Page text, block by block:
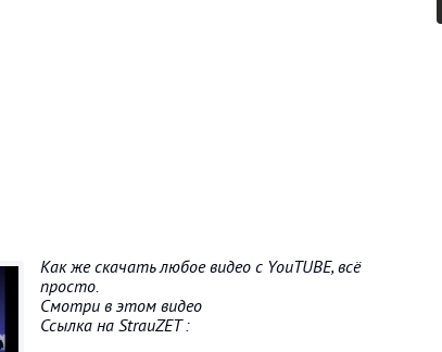
Как же скачать любое видео с YouTUBE, всё
просто.
Смотри в этом видео
Ссылка на StrauZET :